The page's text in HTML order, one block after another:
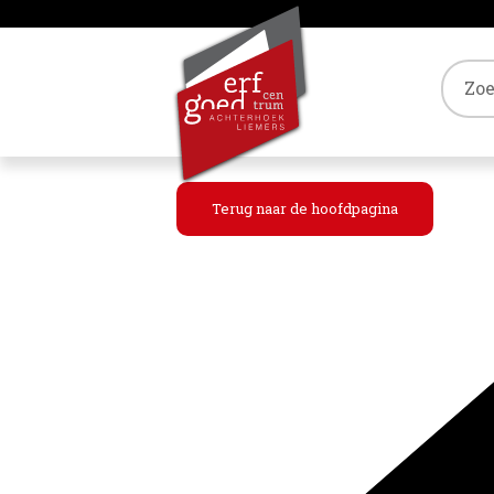
Terug naar de hoofdpagina